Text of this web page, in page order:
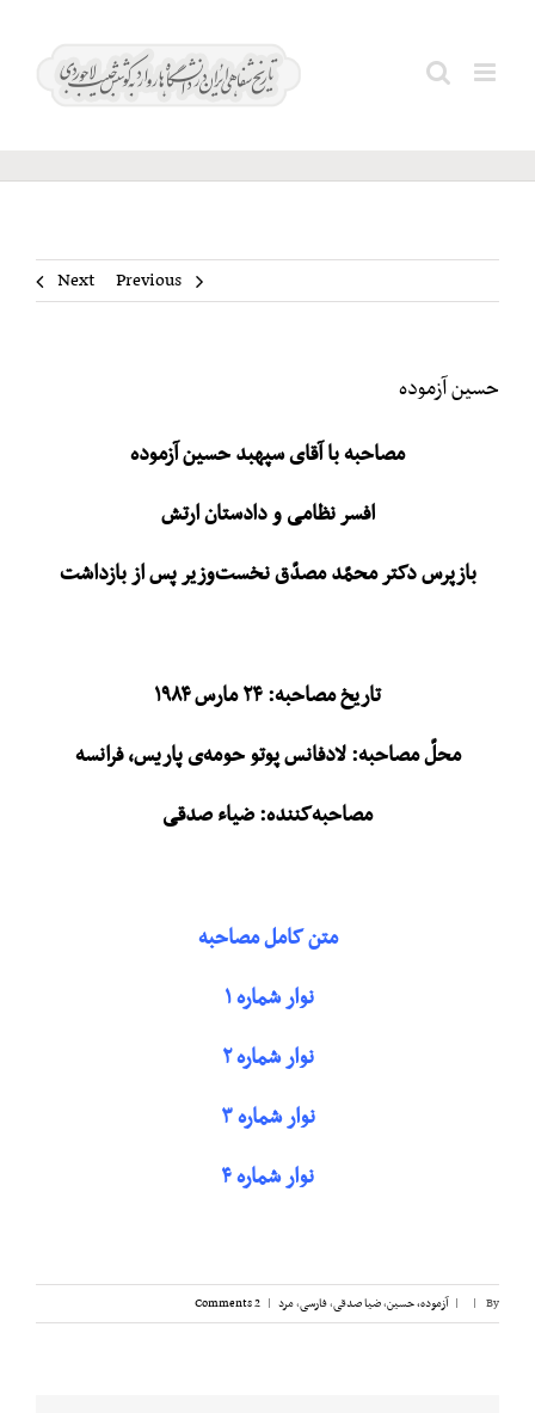
حسین
Previous
Next
حسین آزموده
مصاحبه با آقای سپهبد حسین آزموده
افسر نظامی و دادستان ارتش
بازپرس دکتر محمّد مصدّق نخست‌وزیر پس از بازداشت
تاریخ مصاحبه: ۲۴ مارس ۱۹۸۴
محلّ مصاحبه: لادفانس پوتو حومه‌ی پاریس، فرانسه
مصاحبه‌کننده: ضیاء صدقی
متن کامل مصاحبه
نوار شماره ۱
نوار شماره ۲
نوار شماره ۳
نوار شماره ۴
By
|
| آزموده، حسین,ضیا صدقی,فارسی,مرد |
2 Comments